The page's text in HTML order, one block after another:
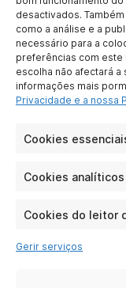
desactivados.
como a análise e a
necessário para a
preferências com este
escolha não afectará
informações mais
Privacidade e a nossa
Cookies
Cookies
Cookies do leitor
Gerir serviços